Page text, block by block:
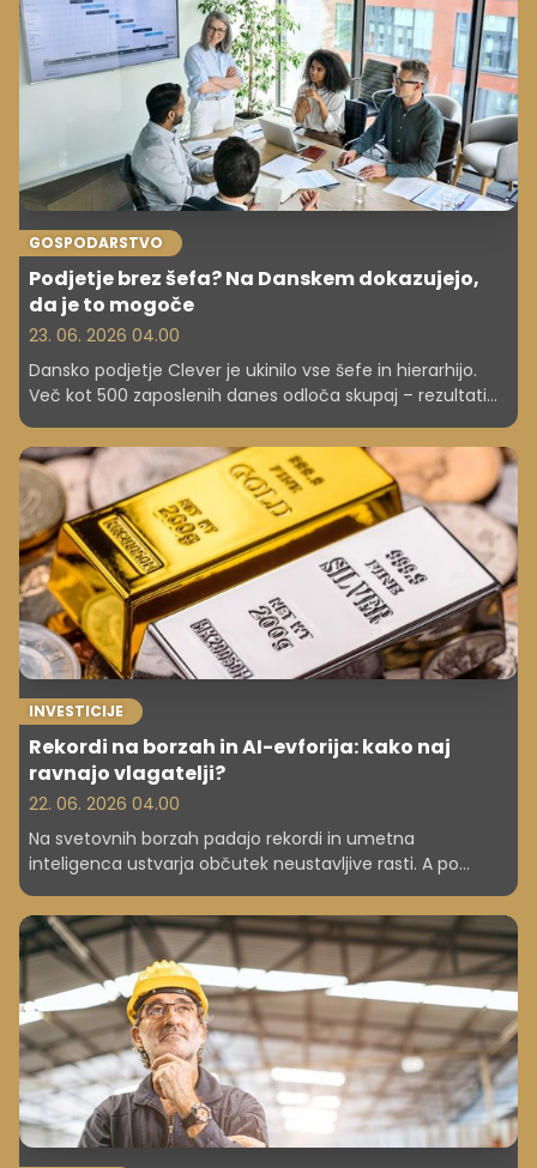
GOSPODARSTVO
Podjetje brez šefa? Na Danskem dokazujejo,
da je to mogoče
23. 06. 2026 04.00
Dansko podjetje Clever je ukinilo vse šefe in hierarhijo.
Več kot 500 zaposlenih danes odloča skupaj – rezultati
INVESTICIJE
Rekordi na borzah in AI-evforija: kako naj
ravnajo vlagatelji?
22. 06. 2026 04.00
Na svetovnih borzah padajo rekordi in umetna
inteligenca ustvarja občutek neustavljive rasti. A po
Vezoviška se pod površjem skrivajo tveganja, ki jih številni
vlagatelji v času evforije spregledajo.